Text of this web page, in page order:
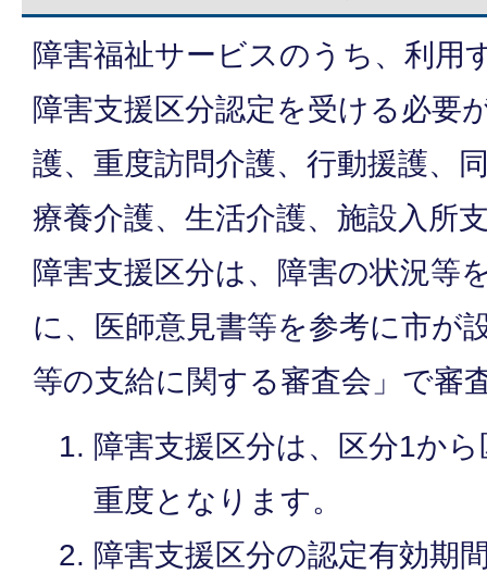
障害福祉サービスのうち、利用
障害支援区分認定を受ける必要
護、重度訪問介護、行動援護、
療養介護、生活介護、施設入所
障害支援区分は、障害の状況等
に、医師意見書等を参考に市が
等の支給に関する審査会」で審
障害支援区分は、区分1か
重度となります。
障害支援区分の認定有効期